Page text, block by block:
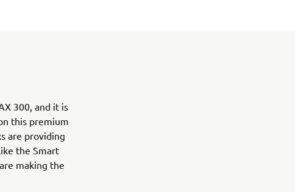
300, and it is
this premium
are providing
the Smart
making the